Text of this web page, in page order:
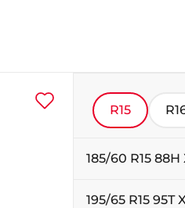
R15
185/60 R15 88H
195/65 R15 95T